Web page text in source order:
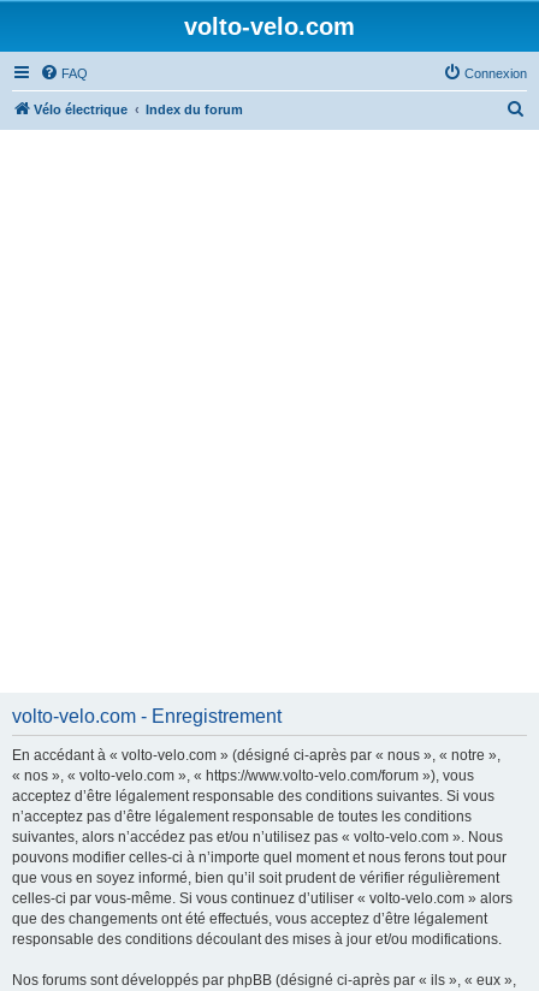
volto-velo.com
FAQ Connexion
Vélo électrique Index du forum
volto-velo.com - Enregistrement
En accédant à « volto-velo.com » (désigné ci-après par « nous », « notre »,
« nos », « volto-velo.com », « https://www.volto-velo.com/forum »), vous
acceptez d’être légalement responsable des conditions suivantes. Si vous
n’acceptez pas d’être légalement responsable de toutes les conditions
suivantes, alors n’accédez pas et/ou n’utilisez pas « volto-velo.com ». Nous
pouvons modifier celles-ci à n’importe quel moment et nous ferons tout pour
que vous en soyez informé, bien qu’il soit prudent de vérifier régulièrement
celles-ci par vous-même. Si vous continuez d’utiliser « volto-velo.com » alors
que des changements ont été effectués, vous acceptez d’être légalement
responsable des conditions découlant des mises à jour et/ou modifications.
Nos forums sont développés par phpBB (désigné ci-après par « ils », « eux »,